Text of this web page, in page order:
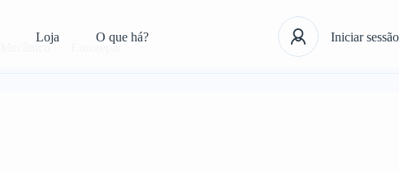
Loja O que há? Iniciar sessão
Mecânico Eurorepar